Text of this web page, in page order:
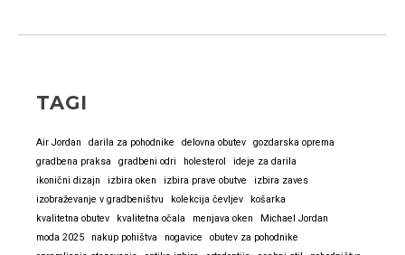
TAGI
Air Jordan darila za pohodnike delovna obutev
gozdarska oprema
gradbena praksa
gradbeni odri holesterol
ideje za darila
ikonični dizajn
izbira oken izbira prave obutve
izbira zaves
izobraževanje v gradbeništvu
kolekcija čevljev
košarka
kvalitetna obutev
kvalitetna očala menjava oken
Michael Jordan
moda 2025
nakup pohištva nogavice
obutev za pohodnike